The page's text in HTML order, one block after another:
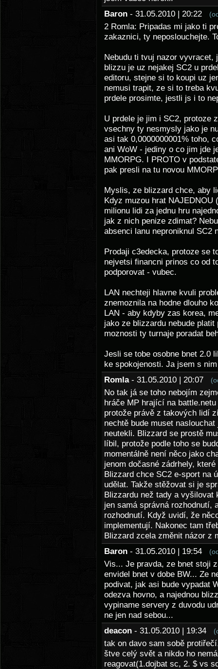
Baron - 31.05.2010 | 20:22
2 Romla: Pripadas mi jako ti
zakaznici, ty neposlouchejte.
Nebudu ti tvuj nazor
blizzu je uz nejakej SC2 u
editoru, stejne si to koupi uz
nemusi trapit, ze si to treba
prdele prosimte, jestli js i to
U prdele je jim i SC2, protoze
vsechny ty nesmysly jako je
asi tak 0,0000000001% toho,
ani WoW - jediny o co jim jde
MMORPG. I PROTO v
pak presli na tu novou
Myslis, ze blizzard chce, aby
Kdyz muzou hrat
milionu lidi za jednu hru
jak z nich penize zdimat?
absenci lanu neproniknul SC2
Prodaji c3edecka, protoze se
nejvetsi financni prinos co od
podporovat - vubec.
LAN nechteji hlavne kvuli
znemoznila na hodne dlouho
LAN - aby kdyby zas korea,
jako ze blizzardu nebude
moznosti ty turnaje poradat
Jesli se tobe osobne bnet 2.0
ke spokojenosti. Ja jsem s
Romla - 31.05.2010 | 20:07
No tak já se toho nebojím
hráče MP hrající na
protože právě z takových lidí
nechtě bude muset
neutekli. Blizzard se prostě
líbil, protože podle toho se
momentálně není něco jako
jenom dočasné zádrhely,
Blizzard chce SC2 e-sport na
udělat. Takže stěžovat si je
Blizzardu než tady a vyšilovat
jen samá správná rozhodnutí,
rozhodnutí. Když uvidí, že
implementují. Nakonec tam
Blizzard zcela změnit názor z
Baron - 31.05.2010 | 19:54
Vis... Je pravda, ze bnet stoji
envidel bnet v dobe BW... Ze
podivat, jak asi bude vypadat
odezva hovno, a najednou
vypiname servery z duvodu
ne jen nad sebou...
deacon - 31.05.2010 | 19:34
tak on davo sam sobě
štve celý svět a nikdo ho
reagovat(1.dojbat sc, 2. $ vs